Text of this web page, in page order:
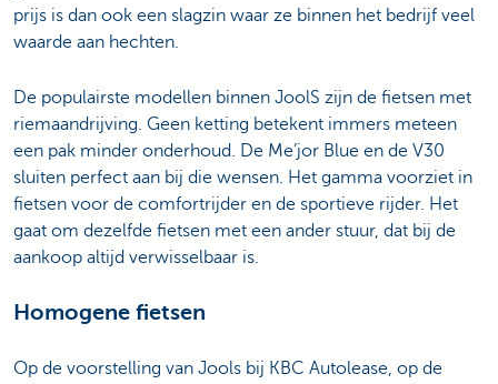
prijs is dan ook een slagzin waar ze binnen het bedrijf veel
waarde aan hechten.
De populairste modellen binnen JoolS zijn de fietsen met
riemaandrijving. Geen ketting betekent immers meteen
een pak minder onderhoud. De Me’jor Blue en de V30
sluiten perfect aan bij die wensen. Het gamma voorziet in
fietsen voor de comfortrijder en de sportieve rijder. Het
gaat om dezelfde fietsen met een ander stuur, dat bij de
aankoop altijd verwisselbaar is.
Homogene fietsen
Op de voorstelling van Jools bij KBC Autolease, op de